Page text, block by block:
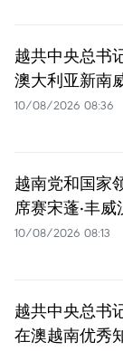
越共中央总书
澳大利亚新南
10/08/2026 08:36
越南党和国家
席赛宋蓬·丰
10/08/2026 08:13
越共中央总书
在澳越南优秀